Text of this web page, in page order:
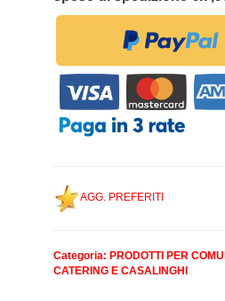
AGG. PREFERITI
Categoria: PRODOTTI PER
CATERING E CASALINGHI